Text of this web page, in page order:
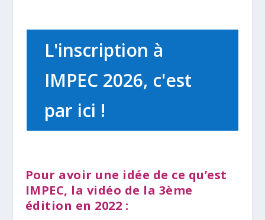
L'inscription à
IMPEC 2026, c'est
par ici !
Pour avoir une idée de ce qu’est
IMPEC, la vidéo de la 3ème
édition en 2022 :